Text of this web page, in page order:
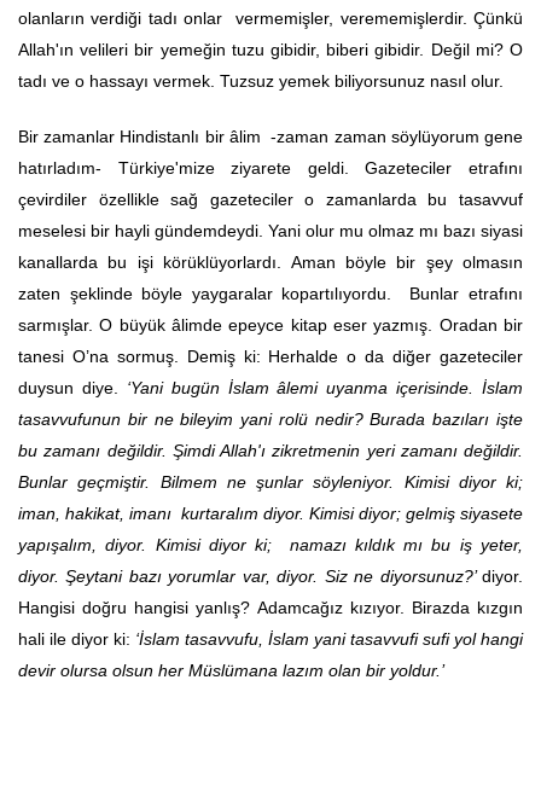
olanların verdiği tadı onlar vermemişler, verememişlerdir. Çünkü
Allah'ın velileri bir yemeğin tuzu gibidir, biberi gibidir. Değil mi? O
tadı ve o hassayı vermek. Tuzsuz yemek biliyorsunuz nasıl olur.
Bir zamanlar Hindistanlı bir âlim -zaman zaman söylüyorum gene
hatırladım- Türkiye'mize ziyarete geldi. Gazeteciler etrafını
çevirdiler özellikle sağ gazeteciler o zamanlarda bu tasavvuf
meselesi bir hayli gündemdeydi. Yani olur mu olmaz mı bazı siyasi
kanallarda bu işi körüklüyorlardı. Aman böyle bir şey olmasın
zaten şeklinde böyle yaygaralar kopartılıyordu. Bunlar etrafını
sarmışlar. O büyük âlimde epeyce kitap eser yazmış. Oradan bir
tanesi O’na sormuş. Demiş ki: Herhalde o da diğer gazeteciler
duysun diye. ‘Yani bugün İslam âlemi uyanma içerisinde. İslam
tasavvufunun bir ne bileyim yani rolü nedir? Burada bazıları işte
bu zamanı değildir. Şimdi Allah'ı zikretmenin yeri zamanı değildir.
Bunlar geçmiştir. Bilmem ne şunlar söyleniyor. Kimisi diyor ki;
iman, hakikat, imanı kurtaralım diyor. Kimisi diyor; gelmiş siyasete
yapışalım, diyor. Kimisi diyor ki; namazı kıldık mı bu iş yeter,
diyor. Şeytani bazı yorumlar var, diyor. Siz ne diyorsunuz?’diyor.
Hangisi doğru hangisi yanlış? Adamcağız kızıyor. Birazda kızgın
hali ile diyor ki: ‘İslam tasavvufu, İslam yani tasavvufi sufi yol hangi
devir olursa olsun her Müslümana lazım olan bir yoldur.’